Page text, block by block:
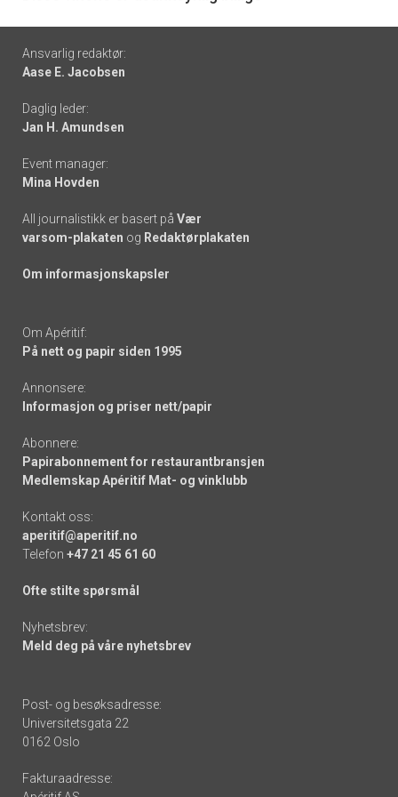
Footer
-
links
Ansvarlig redaktør:
Aase E. Jacobsen
Daglig leder:
Jan H. Amundsen
Event manager:
Mina Hovden
All journalistikk er basert på Vær
varsom-plakaten og Redaktørplakaten
Om informasjonskapsler
Om Apéritif:
På nett og papir siden 1995
Annonsere:
Informasjon og priser nett/papir
Abonnere:
Papirabonnement for restaurantbransjen
Medlemskap Apéritif Mat- og vinklubb
Kontakt oss:
aperitif@aperitif.no
Telefon +47 21 45 61 60
Ofte stilte spørsmål
Nyhetsbrev:
Meld deg på våre nyhetsbrev
Post- og besøksadresse:
Universitetsgata 22
0162 Oslo
Fakturaadresse: